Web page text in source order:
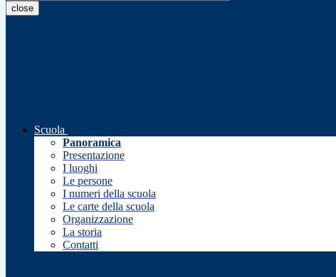
close
Scuola
Panoramica
Presentazione
I luoghi
Le persone
I numeri della scuola
Le carte della scuola
Organizzazione
La storia
Contatti